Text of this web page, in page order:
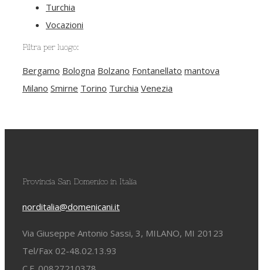
Turchia
Vocazioni
Filtra per luogo:
Bergamo Bologna Bolzano Fontanellato mantova
Milano Smirne Torino Turchia Venezia
Provincia San Domenico in Italia
norditalia@domenicani.it
Via Giuseppe Antonio Sassi, 3, MILANO, MI 20123
Tel/Fax 02-48.02.13.93